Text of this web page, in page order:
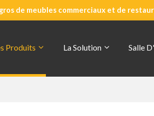
de meubles commerciaux et de
Produits La Solution Salle